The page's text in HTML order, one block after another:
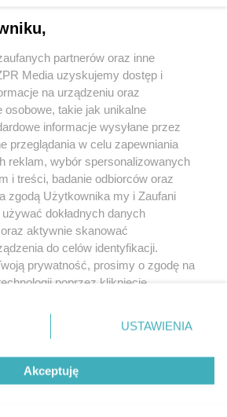
by zmylić
w serwisie nie może być powielany i
rozpowszechniany w jakikolwiek sposób (w tym
na jakimkolwiek polu eksploatacji w
z umieszczaniem w Internecie bez pisemnej
użycie lub wykorzystanie utworów w
prawa, tzn. bez właściwej zgody, jest
i może być ścigane prawnie.
partnerów oraz inne
Media uzyskujemy dostęp i
na urządzeniu oraz
osobowe, takie jak unikalne
informacje wysyłane przez
przeglądania w celu zapewniania
reklam, wybór spersonalizowanych
i treści, badanie odbiorców oraz
zgodą Użytkownika my i Zaufani
dokładnych danych
aktywnie skanować
do celów identyfikacji.
prywatność, prosimy o zgodę na
poprzez kliknięcie
przycisk ustawień prywatności
dolnym rogu strony
danych nie wymagają zgody
prawo sprzeciwić się takiemu
będą miały zastosowanie tylko
USTAWIENIA
Akceptuję